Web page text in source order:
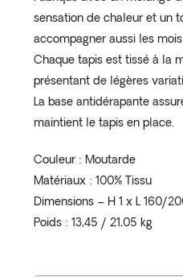
sensation de chaleur et un
accompagner aussi les
Chaque tapis est tissé à la
présentant de légères
La base antidérapante
maintient le tapis en place.
Couleur : Moutarde
Matériaux : 100% Tissu
Dimensions – H 1 x L 160/
Poids : 13,45 / 21,05 kg